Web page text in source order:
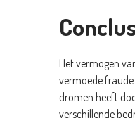
Het vermogen
vermoede fraude
dromen heeft
verschillende